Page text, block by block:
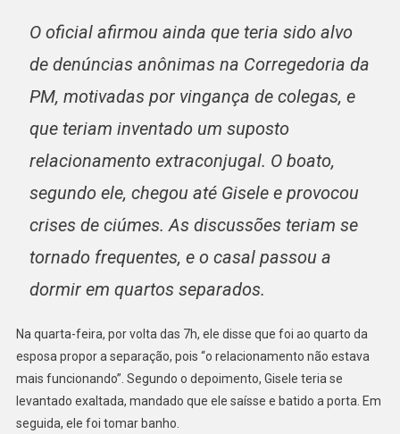
O oficial afirmou ainda que teria sido alvo
de denúncias anônimas na Corregedoria da
PM, motivadas por vingança de colegas, e
que teriam inventado um suposto
relacionamento extraconjugal. O boato,
segundo ele, chegou até Gisele e provocou
crises de ciúmes. As discussões teriam se
tornado frequentes, e o casal passou a
dormir em quartos separados.
Na quarta-feira, por volta das 7h, ele disse que foi ao quarto da
esposa propor a separação, pois “o relacionamento não estava
mais funcionando”. Segundo o depoimento, Gisele teria se
levantado exaltada, mandado que ele saísse e batido a porta. Em
seguida, ele foi tomar banho.